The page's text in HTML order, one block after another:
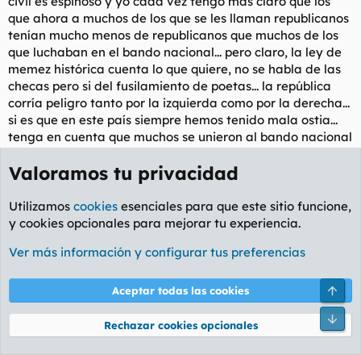
que ahora a muchos de los que se les llaman republicanos
tenían mucho menos de republicanos que muchos de los
que luchaban en el bando nacional... pero claro, la ley de
memez histórica cuenta lo que quiere, no se habla de las
checas pero si del fusilamiento de poetas... la república
corría peligro tanto por la izquierda como por la derecha...
si es que en este país siempre hemos tenido mala ostia...
tenga en cuenta que muchos se unieron al bando nacional
la república de la izquierda comunista.
Olentzero rebuznó:
Claro que sí campeón.
Una vez gané un premio.
Valoramos tu privacidad
Utilizamos cookies esenciales para que este sitio funcione,
y cookies opcionales para mejorar tu experiencia.
Ver más información y configurar tus preferencias
Aceptar todas las cookies
Rechazar cookies opcionales
Pie